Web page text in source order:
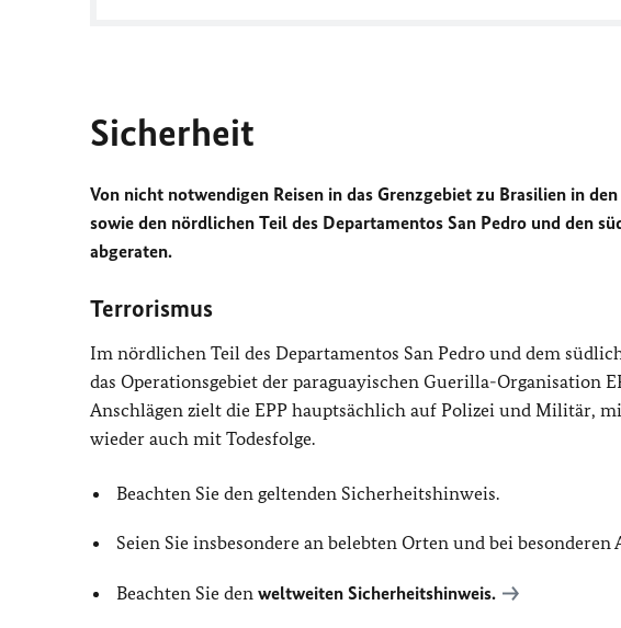
Sicherheit
Von nicht notwendigen Reisen in das Grenzgebiet zu Brasilien in
sowie den nördlichen Teil des Departamentos San Pedro und den
abgeraten.
Terrorismus
Im nördlichen Teil des Departamentos San Pedro und dem
das Operationsgebiet der paraguayischen Guerilla-Organisation
Anschlägen zielt die EPP hauptsächlich auf Polizei und Militär,
wieder auch mit Todesfolge.
Beachten Sie den geltenden Sicherheitshinweis.
Seien Sie insbesondere an belebten Orten und bei besonderen
Beachten Sie denweltweiten Sicherheitshinweis.